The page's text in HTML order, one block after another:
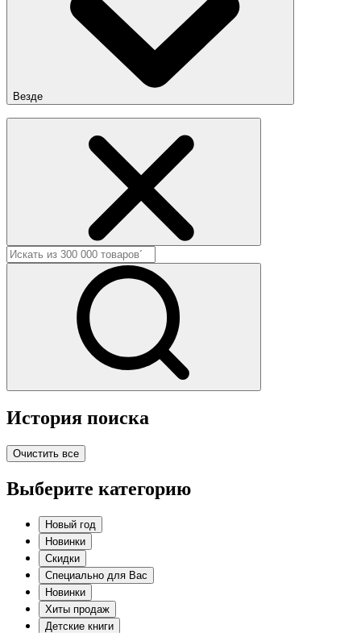
Везде
История поиска
Очистить все
Выберите категорию
Новый год
Новинки
Скидки
Специально для Вас
Новинки
Хиты продаж
Детские книги